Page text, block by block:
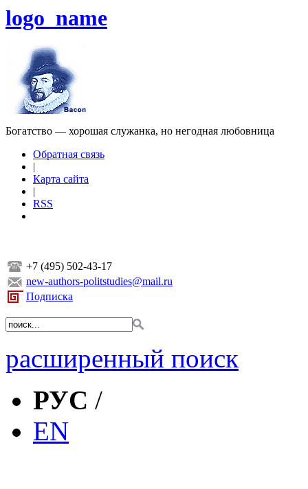
logo_name
Богатство — хорошая служанка, но негодная любовница
Обратная связь
|
Карта сайта
|
RSS
+7 (495) 502-43-17
new-authors-politstudies@mail.ru
Подписка
расширенный поиск
РУС /
EN